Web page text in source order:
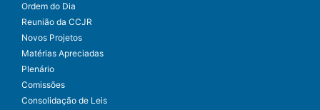
Ordem do Dia
Reunião da CCJR
Novos Projetos
Matérias Apreciadas
Plenário
Comissões
Consolidação de Leis